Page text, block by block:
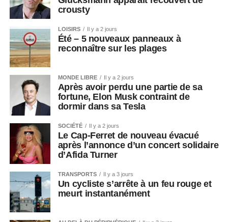
crousty
LOISIRS Il y a 2 jours
Été – 5 nouveaux panneaux à
reconnaître sur les plages
MONDE LIBRE Il y a 2 jours
Après avoir perdu une partie de sa
fortune, Elon Musk contraint de
dormir dans sa Tesla
SOCIÉTÉ Il y a 2 jours
Le Cap-Ferret de nouveau évacué
après l’annonce d’un concert solidaire
d’Afida Turner
TRANSPORTS Il y a 3 jours
Un cycliste s’arrête à un feu rouge et
meurt instantanément